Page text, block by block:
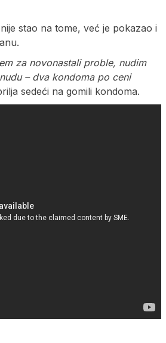
stao na tome, već je pokazao i
za novonastali proble, nudim
– dva kondoma po ceni
sedeći na gomili kondoma.